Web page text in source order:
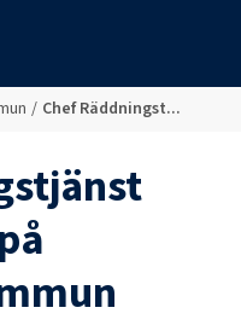
/ Chef Räddningst...
på